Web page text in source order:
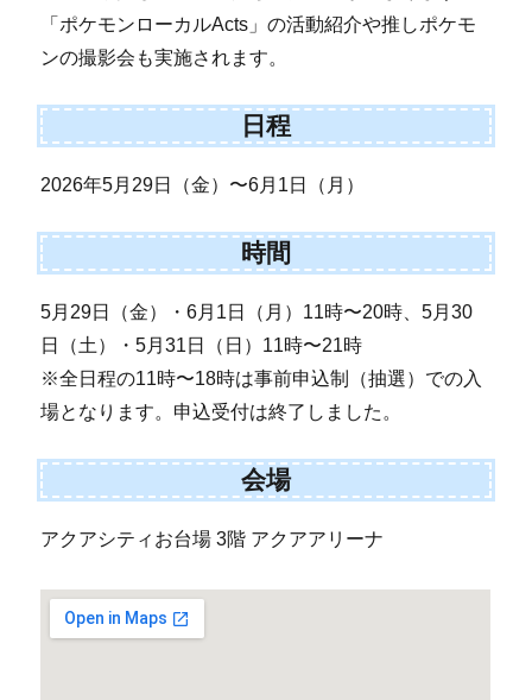
「ポケモンローカルActs」の活動紹介や推しポケモ
ンの撮影会も実施されます。
日程
2026年5月29日（金）〜6月1日（月）
時間
5月29日（金）・6月1日（月）11時〜20時、5月30
日（土）・5月31日（日）11時〜21時
※全日程の11時〜18時は事前申込制（抽選）での入
場となります。申込受付は終了しました。
会場
アクアシティお台場 3階 アクアアリーナ